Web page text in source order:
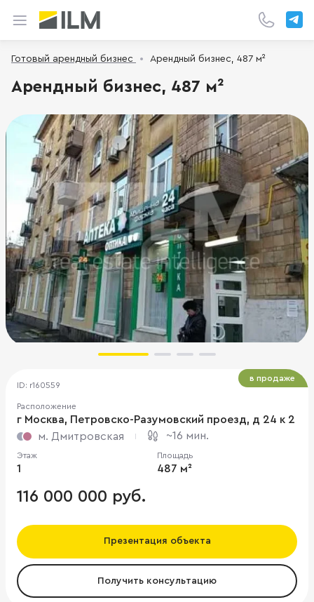
Готовый арендный бизнес Арендный бизнес, 487 м²
Арендный бизнес, 487 м²
ID: r160559
Расположение
г Москва, Петровско-Разумовский проезд, д 24 к 2
м. Дмитровская
~16 мин.
Этаж
1
Площадь
487 м²
116 000 000 руб.
Презентация объекта
Получить консультацию
в продаже